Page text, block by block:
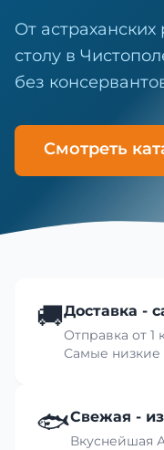
От
столу в
без
Смотреть
🚚Доставка -
Отправка от 1
Самые низкие
🐟Свежая -
Вкуснейшая